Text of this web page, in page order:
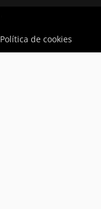
Política de cookies